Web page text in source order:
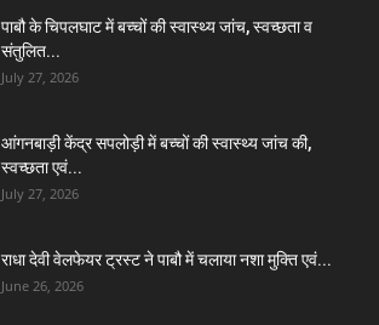
पाबौ के चिपलघाट में बच्चों की स्वास्थ्य जांच, स्वच्छता व
संतुलित...
July 27, 2026
आंगनबाड़ी केंद्र सपलोड़ी में बच्चों की स्वास्थ्य जांच की,
स्वच्छता एवं...
July 27, 2026
राधा देवी वेलफेयर ट्रस्ट ने पाबौ में चलाया नशा मुक्ति एवं...
June 26, 2026